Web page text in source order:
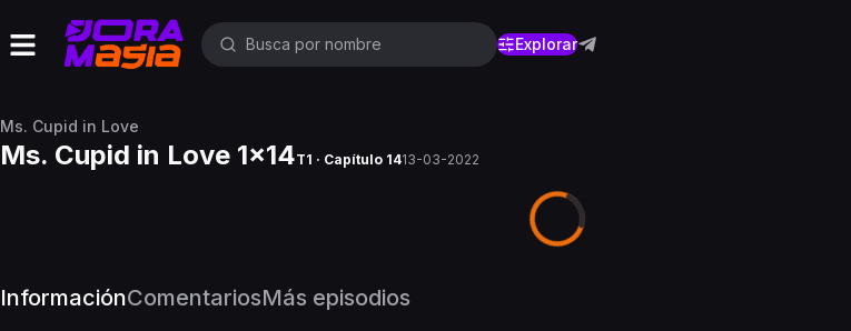
Explorar
Ms. Cupid in Love
Ms. Cupid in Love 1x14T1 · Capítulo 1413-03-2022
InformaciónComentariosMás episodios